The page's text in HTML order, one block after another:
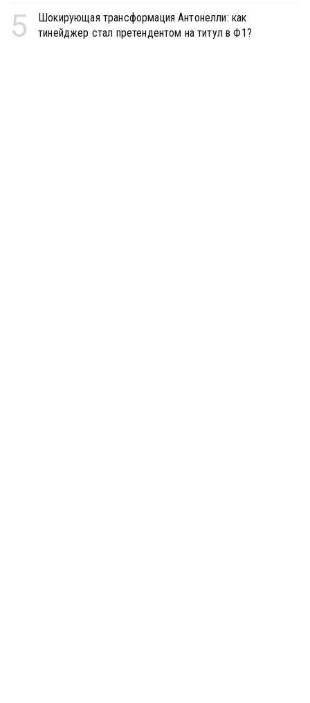
5
Шокирующая трансформация Антонелли: как
тинейджер стал претендентом на титул в Ф1?